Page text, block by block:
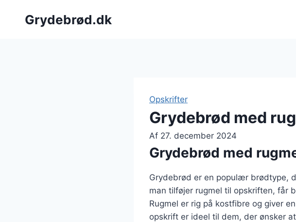
Grydebrød.dk
Opskrifter
Grydebrød med
Af 27. december 2024
Grydebrød med
Grydebrød er en populær brødtype,
man tilføjer rugmel til opskriften, får
Rugmel er rig på kostfibre og giver
opskrift er ideel til dem, der ønsker